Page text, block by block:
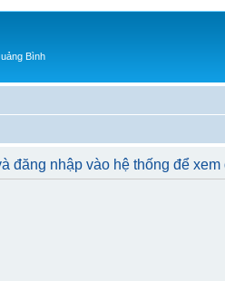
Bình
đăng nhập vào hệ thống để